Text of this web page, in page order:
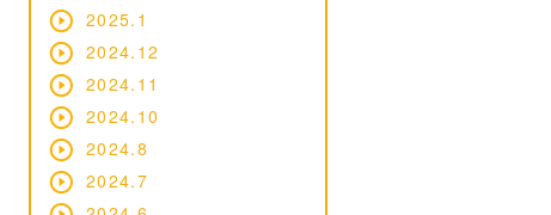
2025.1
2024.12
2024.11
2024.10
2024.8
2024.7